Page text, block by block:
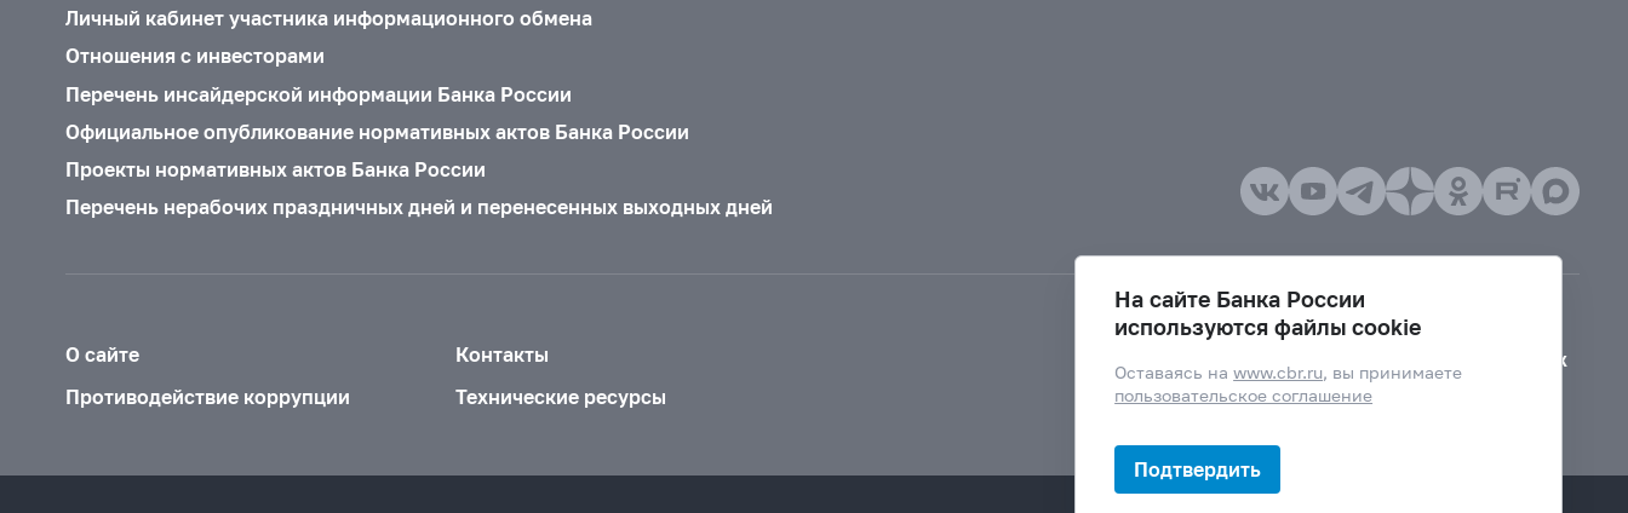
Личный кабинет участника информационного обмена
Отношения с инвесторами
Перечень инсайдерской информации Банка России
Официальное опубликование нормативных актов Банка России
Проекты нормативных актов Банка России
Перечень нерабочих праздничных дней и перенесенных выходных дней
О сайте
Контакты
Противодействие коррупции
Технические ресурсы
Версия для слабовидящих
На сайте Банка России
используются файлы cookie
Оставаясь наwww.cbr.ru, вы принимаете
пользовательское соглашение
Подтвердить